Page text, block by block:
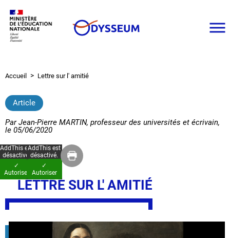
contenu
principal
Fil
Accueil Lettre sur l' amitié
Article
ParJean-Pierre MARTIN, professeur des universités et écrivain,
le 05/06/2020
AddThis est
désactivé.
✓
Autoriser
AddThis est
désactivé.
✓
Autoriser
LETTRE SUR L' AMITIÉ